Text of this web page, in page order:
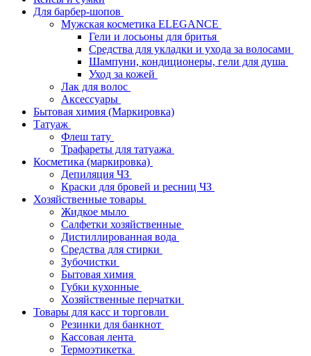
Для барбер-шопов
Мужская косметика ELEGANCE
Гели и лосьоны для бритья
Средства для укладки и ухода за волосами
Шампуни, кондиционеры, гели для душа
Уход за кожей
Лак для волос
Аксессуары
Бытовая химия (Маркировка)
Татуаж
Флеш тату
Трафареты для татуажа
Косметика (маркировка)
Депиляция ЧЗ
Краски для бровей и ресниц ЧЗ
Хозяйственные товары
Жидкое мыло
Салфетки хозяйственные
Дистиллированная вода
Средства для стирки
Зубочистки
Бытовая химия
Губки кухонные
Хозяйственные перчатки
Товары для касс и торговли
Резинки для банкнот
Кассовая лента
Термоэтикетка